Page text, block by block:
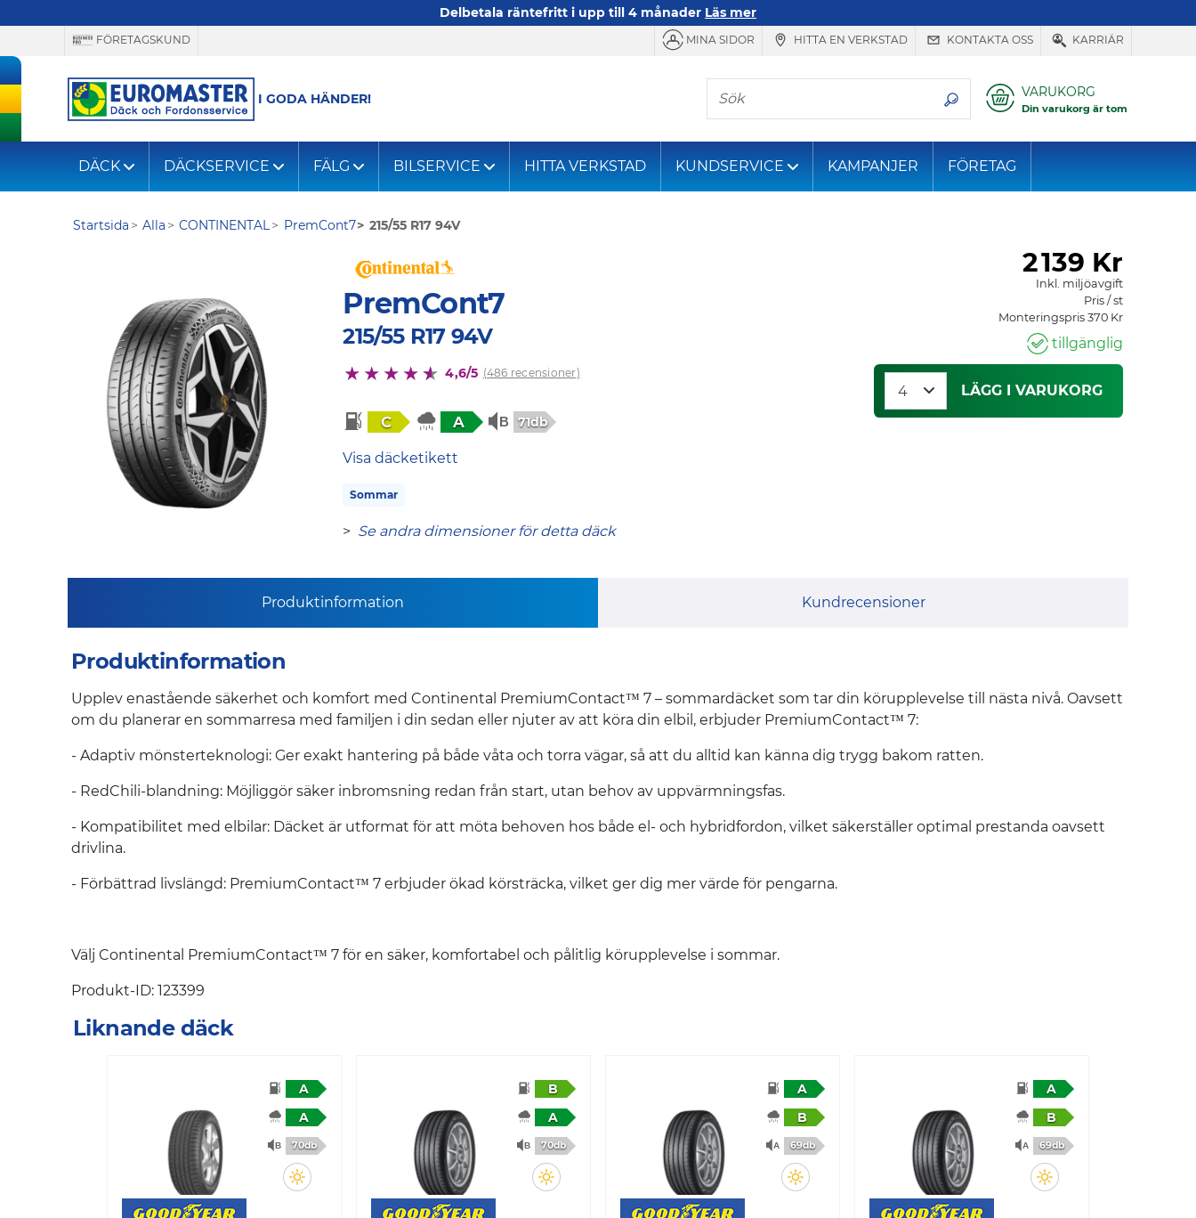
Delbetala räntefritt i upp till 4 månader Läs mer
FÖRETAGSKUND MINA SIDOR HITTA EN VERKSTAD KONTAKTA OSS KARRIÄR
I GODA HÄNDER!
Sök VARUKORG
Din varukorg är tom
DÄCK DÄCKSERVICE FÄLG BILSERVICE HITTA VERKSTAD KUNDSERVICE KAMPANJER FÖRETAG
Startsida Alla CONTINENTAL PremCont7 215/55 R17 94V
PremCont7
215/55 R17 94V
4,6/5 (486 recensioner)
C A 71db
Visa däcketikett
Sommar
> Se andra dimensioner för detta däck
2139 Kr
Inkl. miljöavgift
Pris / st
Monteringspris 370 Kr
tillgänglig
LÄGG I VARUKORG
Produktinformation Kundrecensioner
Produktinformation
Upplev enastående säkerhet och komfort med Continental PremiumContact™ 7 – sommardäcket som tar din körupplevelse till nästa nivå. Oavsett
om du planerar en sommarresa med familjen i din sedan eller njuter av att köra din elbil, erbjuder PremiumContact™ 7:
- Adaptiv mönsterteknologi: Ger exakt hantering på både våta och torra vägar, så att du alltid kan känna dig trygg bakom ratten.
- RedChili-blandning: Möjliggör säker inbromsning redan från start, utan behov av uppvärmningsfas. ​
- Kompatibilitet med elbilar: Däcket är utformat för att möta behoven hos både el- och hybridfordon, vilket säkerställer optimal prestanda oavsett
drivlina. ​
- Förbättrad livslängd: PremiumContact™ 7 erbjuder ökad körsträcka, vilket ger dig mer värde för pengarna. ​
Välj Continental PremiumContact™ 7 för en säker, komfortabel och pålitlig körupplevelse i sommar.​
Produkt-ID: 123399
Liknande däck
A
A
70db
B
A
70db
A
B
69db
A
B
69db